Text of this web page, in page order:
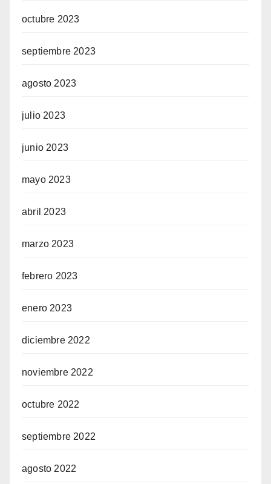
octubre 2023
septiembre 2023
agosto 2023
julio 2023
junio 2023
mayo 2023
abril 2023
marzo 2023
febrero 2023
enero 2023
diciembre 2022
noviembre 2022
octubre 2022
septiembre 2022
agosto 2022